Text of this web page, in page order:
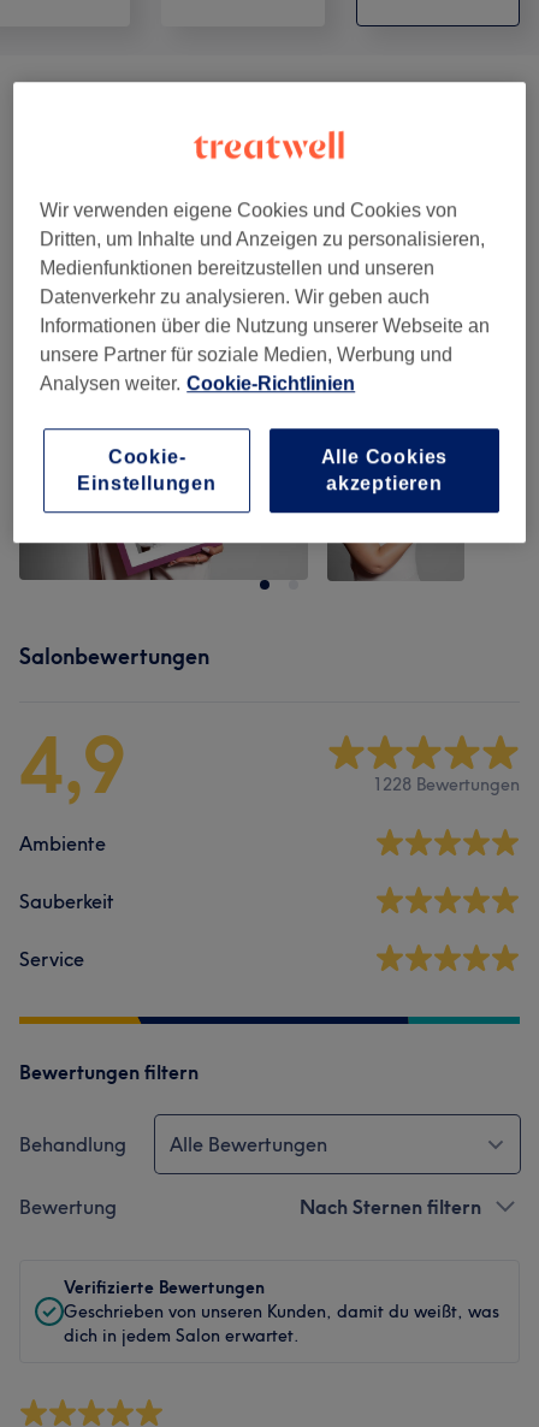
Bild anklicken für weitere Details
Salonbewertungen
4,9 1228 Bewertungen
Ambiente
Sauberkeit
Service
Bewertungen filtern
Behandlung Alle Bewertungen
Bewertung Nach Sternen filtern
Verifizierte Bewertungen
Geschrieben von unseren Kunden, damit du weißt, was
dich in jedem Salon erwartet.
Wir verwenden eigene Cookies und Cookies von
Dritten, um Inhalte und Anzeigen zu personalisieren,
Medienfunktionen bereitzustellen und unseren
Datenverkehr zu analysieren. Wir geben auch
Informationen über die Nutzung unserer Webseite an
unsere Partner für soziale Medien, Werbung und
Analysen weiter. Cookie-Richtlinien
Cookie-
Einstellungen
Alle Cookies
akzeptieren